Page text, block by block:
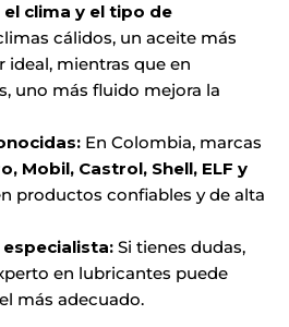
clima y el tipo de
cálidos, un aceite más
ideal, mientras que en
uno más fluido mejora la
En Colombia, marcas
Mobil, Castrol, Shell, ELF y
productos confiables y de alta
Si tienes dudas,
en lubricantes puede
más adecuado.